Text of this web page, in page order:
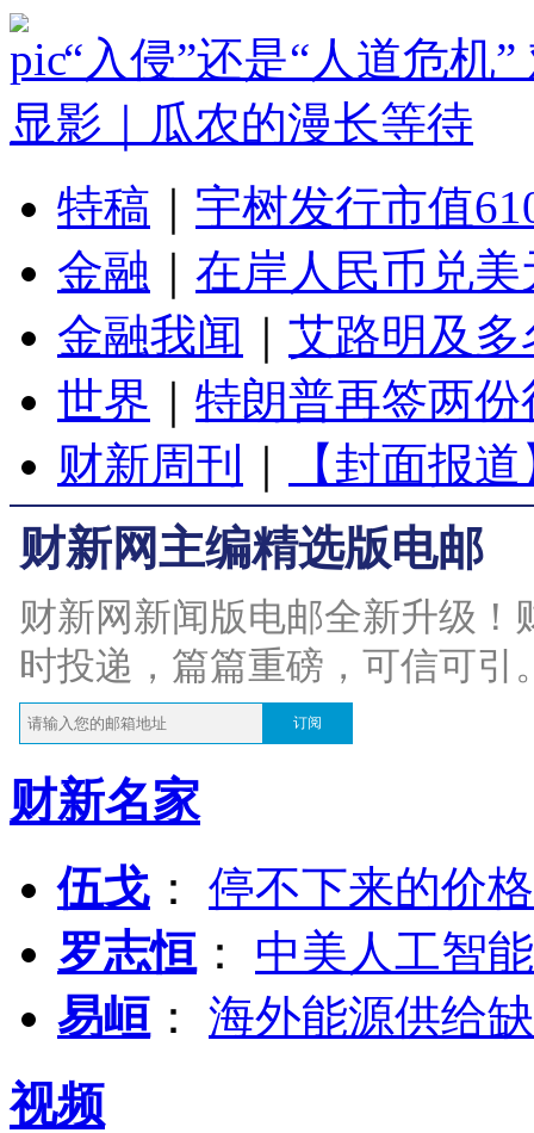
“入侵”还是“人道危机
显影｜瓜农的漫长等待
特稿
宇树发行市值
金融
在岸人民币兑
金融我闻
艾路明及
世界
特朗普再签两
财新周刊
【封面报
财新网主编精选版电邮
财新网新闻版电邮全新升级
时投递，篇篇重磅，可信可引
订阅
财新名家
伍戈 ： 停不下来的价
罗志恒 ： 中美人工智
易峘 ： 海外能源供给
视频